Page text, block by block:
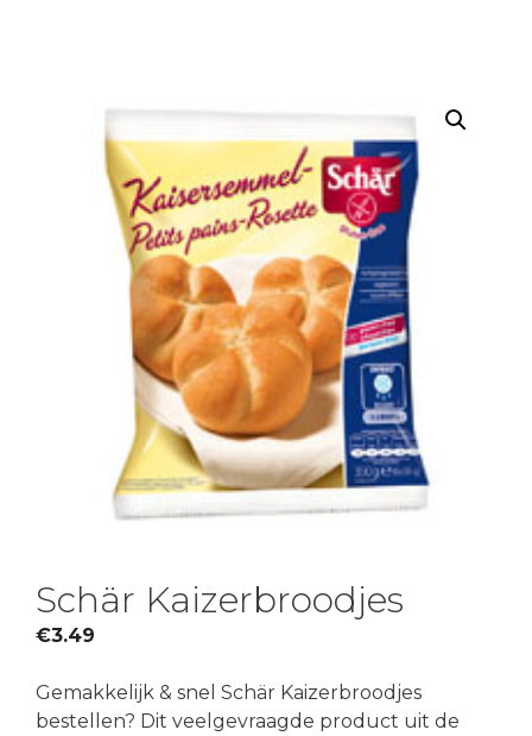
Schär Kaizerbroodjes
€3.49
Gemakkelijk & snel Schär Kaizerbroodjes
bestellen? Dit veelgevraagde product uit de